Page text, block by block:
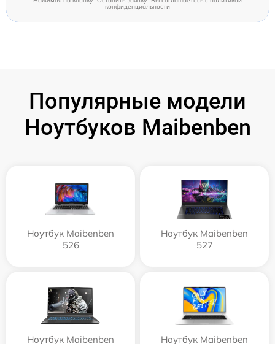
конфиденциальности
Популярные модели
Ноутбуков Maibenben
Ноутбук Maibenben
526
Ноутбук Maibenben
527
Ноутбук Maibenben
Ноутбук Maibenben